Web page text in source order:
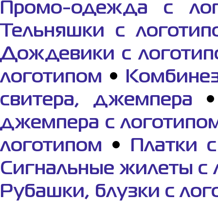
Промо-одежда с
Тельняшки с
Дождевики с
логотипом •
свитера, джемпера
джемпера с
логотипом •
Платки
Сигнальные жилеты с
Рубашки, блузки с